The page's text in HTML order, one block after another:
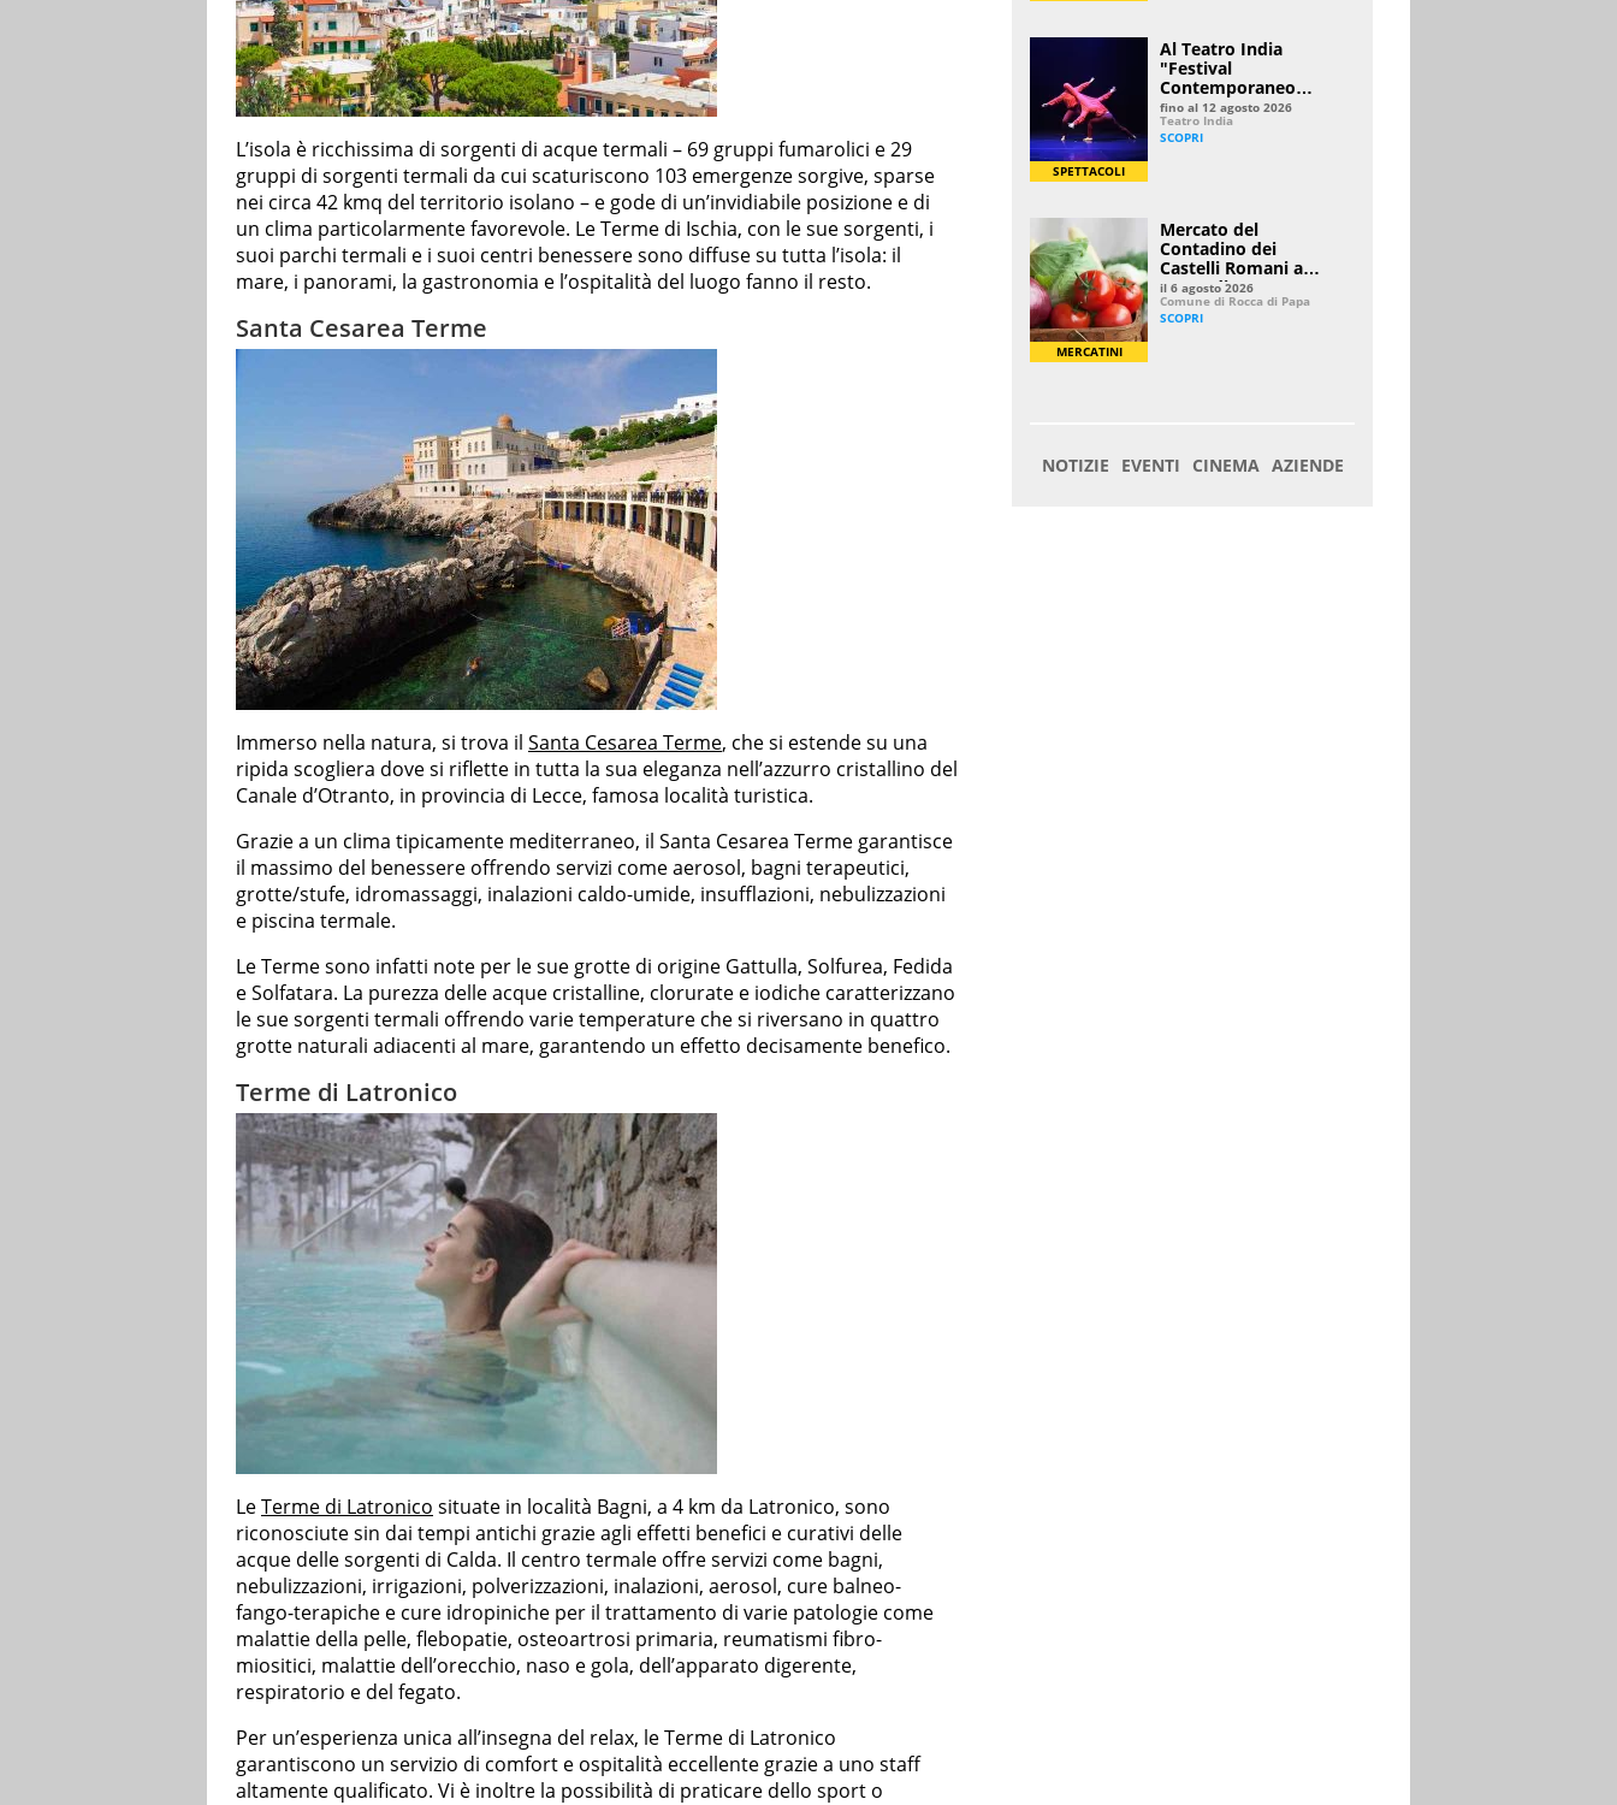
L’isola è ricchissima di sorgenti di acque termali – 69 gruppi fumarolici e 29
gruppi di sorgenti termali da cui scaturiscono 103 emergenze sorgive, sparse
nei circa 42 kmq del territorio isolano – e gode di un’invidiabile posizione e di
un clima particolarmente favorevole. Le Terme di Ischia, con le sue sorgenti, i
suoi parchi termali e i suoi centri benessere sono diffuse su tutta l’isola: il
mare, i panorami, la gastronomia e l’ospitalità del luogo fanno il resto.
Santa Cesarea Terme
Immerso nella natura, si trova il Santa Cesarea Terme, che si estende su una
ripida scogliera dove si riflette in tutta la sua eleganza nell’azzurro cristallino del
Canale d’Otranto, in provincia di Lecce, famosa località turistica.
Grazie a un clima tipicamente mediterraneo, il Santa Cesarea Terme garantisce
il massimo del benessere offrendo servizi come aerosol, bagni terapeutici,
grotte/stufe, idromassaggi, inalazioni caldo-umide, insufflazioni, nebulizzazioni
e piscina termale.
Le Terme sono infatti note per le sue grotte di origine Gattulla, Solfurea, Fedida
e Solfatara. La purezza delle acque cristalline, clorurate e iodiche caratterizzano
le sue sorgenti termali offrendo varie temperature che si riversano in quattro
grotte naturali adiacenti al mare, garantendo un effetto decisamente benefico.
Terme di Latronico
LeTerme di Latronico situate in località Bagni, a 4 km da Latronico, sono
riconosciute sin dai tempi antichi grazie agli effetti benefici e curativi delle
acque delle sorgenti di Calda. Il centro termale offre servizi come bagni,
nebulizzazioni, irrigazioni, polverizzazioni, inalazioni, aerosol, cure balneo-
fango-terapiche e cure idropiniche per il trattamento di varie patologie come
malattie della pelle, flebopatie, osteoartrosi primaria, reumatismi fibro-
miositici, malattie dell’orecchio, naso e gola, dell’apparato digerente,
respiratorio e del fegato.
Per un’esperienza unica all’insegna del relax, le Terme di Latronico
garantiscono un servizio di comfort e ospitalità eccellente grazie a uno staff
altamente qualificato. Vi è inoltre la possibilità di praticare dello sport o